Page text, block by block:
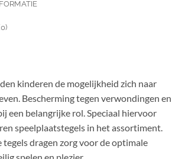
kinderen de mogelijkheid zich naar
Bescherming tegen verwondingen en
een belangrijke rol. Speciaal hiervoor
speelplaatstegels in het assortiment.
tegels dragen zorg voor de optimale
spelen en plezier.